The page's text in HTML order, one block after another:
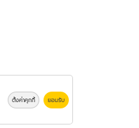
ตั้งค่าคุกกี้ ยอมรับ